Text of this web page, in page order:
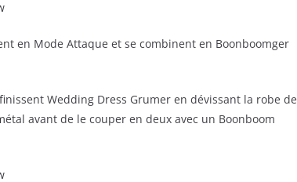
en Mode Attaque et se combinent en Boonboomger
Wedding Dress Grumer en dévissant la robe de
avant de le couper en deux avec un Boonboom